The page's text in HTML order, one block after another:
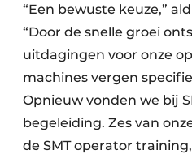
“Een bewuste keuze,”
“Door de snelle groei
uitdagingen voor onze
machines vergen
Opnieuw vonden we bij
begeleiding. Zes van
de SMT operator